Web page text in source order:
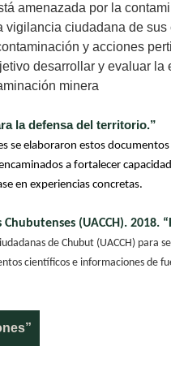
amenazada por la
ciudadana de
y acciones
desarrollar y evaluar
minera
la defensa del territorio.”
se elaboraron estos
a fortalecer
en experiencias concretas.
(UACCH). 2018.
de Chubut (UACCH)
científicos e informaciones de